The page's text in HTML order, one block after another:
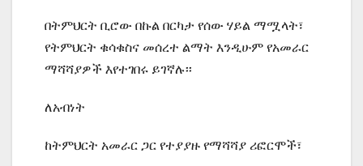
በትምህርት ቢሮው በኩል በርካታ የሰው ሃይል ማሟላት፣
የትምህርት ቁሳቁስና መሰረተ ልማት እንዲሁም የአመራር
ማሻሻያዎች እየተገበሩ ይገኛሉ፡፡
ለአብነት
ከትምህርት አመራር ጋር የተያያዙ የማሻሻያ ሪፎርሞች፣